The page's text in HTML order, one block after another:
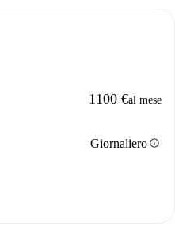
1100 €al mese
Giornalieroinfo